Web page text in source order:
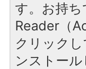
す。お持
Reader（
クリック
ンストール